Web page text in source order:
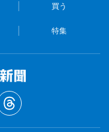
買う
特集